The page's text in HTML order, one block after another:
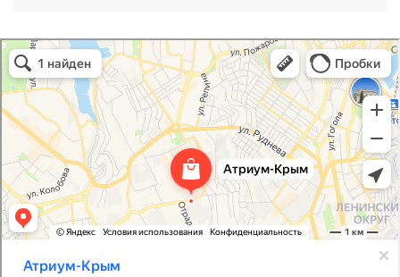
Атриум-Крым
Системы водоснабжения, отопления, канализации в Севастополе
Снабжение строительных объектов в Севастополе